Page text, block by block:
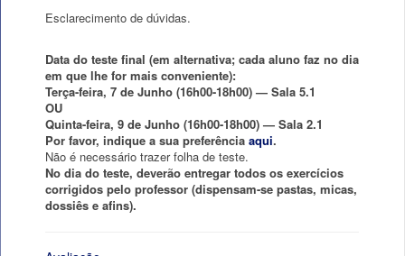
Esclarecimento de dúvidas.
Data do teste final (em alternativa; cada aluno faz no dia
em que lhe for mais conveniente):
Terça-feira, 7 de Junho (16h00-18h00) — Sala 5.1
OU
Quinta-feira, 9 de Junho (16h00-18h00) — Sala 2.1
Por favor, indique a sua preferência aqui.
Não é necessário trazer folha de teste.
No dia do teste, deverão entregar todos os exercícios
corrigidos pelo professor (dispensam-se pastas, micas,
dossiês e afins).